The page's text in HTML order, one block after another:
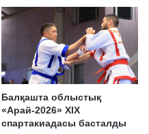
Балқашта облыстық
«Арай-2026» XIX
спартакиадасы басталды